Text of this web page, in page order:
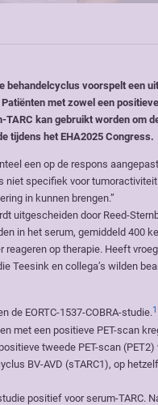
behandelcyclus voorspelt een
met zowel een
kan gebruikt worden om
tijdens het EHA2025 Congress.
een op de respons
niet specifiek voor
in kunnen brengen.”
uitgescheiden door Reed-
in het serum, gemiddeld 400
op therapie. Heeft
Teesink en collega’s wilden
de EORTC-1537-COBRA-studie.1
met een positieve PET-scan
tweede PET-scan
BV-AVD (sTARC1), op
positief voor serum-TARC.